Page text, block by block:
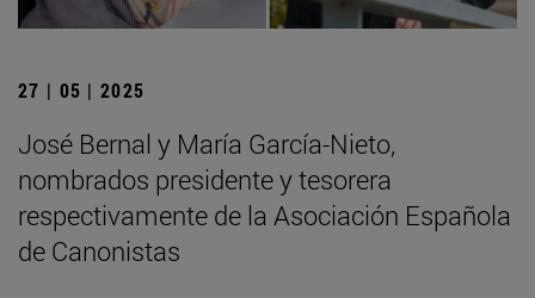
27 | 05 | 2025
José Bernal y María García-Nieto,
nombrados presidente y tesorera
respectivamente de la Asociación Española
de Canonistas